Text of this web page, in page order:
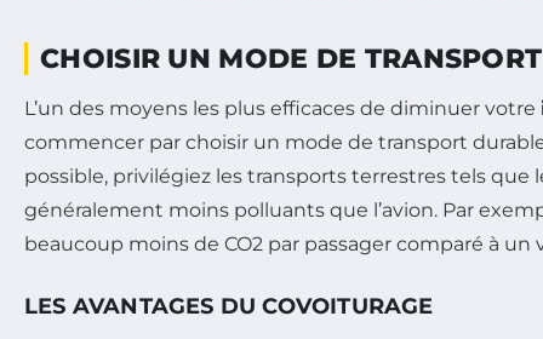
CHOISIR UN MODE DE
L’un des moyens les plus efficaces de diminuer votre
commencer par choisir un mode de transport
possible, privilégiez les transports terrestres tels que
généralement moins polluants que l’avion. Par
beaucoup moins de CO2 par passager comparé à un
LES AVANTAGES DU COVOITURAGE